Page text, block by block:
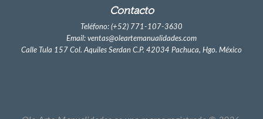
Contacto
Teléfono: (+52) 771-107-3630
Email: ventas@oleartemanualidades.com
Calle Tula 157 Col. Aquiles Serdan C.P. 42034 Pachuca, Hgo. México